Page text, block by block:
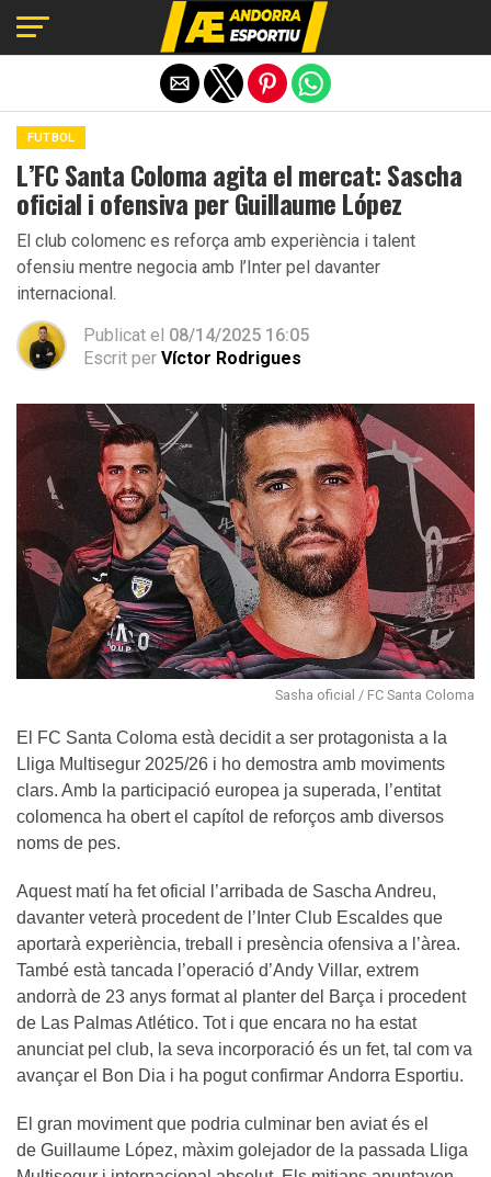
FUTBOL
L’FC Santa Coloma agita el mercat: Sascha
oficial i ofensiva per Guillaume López
El club colomenc es reforça amb experiència i talent
ofensiu mentre negocia amb l’Inter pel davanter
internacional.
Publicat el 08/14/2025 16:05
Escrit per Víctor Rodrigues
Sasha oficial / FC Santa Coloma
El FC Santa Coloma està decidit a ser protagonista a la
Lliga Multisegur 2025/26 i ho demostra amb moviments
clars. Amb la participació europea ja superada, l’entitat
colomenca ha obert el capítol de reforços amb diversos
noms de pes.
Aquest matí ha fet oficial l’arribada de Sascha Andreu,
davanter veterà procedent de l’Inter Club Escaldes que
aportarà experiència, treball i presència ofensiva a l’àrea.
També està tancada l’operació d’Andy Villar, extrem
andorrà de 23 anys format al planter del Barça i procedent
de Las Palmas Atlético. Tot i que encara no ha estat
anunciat pel club, la seva incorporació és un fet, tal com va
avançar el Bon Dia i ha pogut confirmar Andorra Esportiu.
El gran moviment que podria culminar ben aviat és el
de Guillaume López, màxim golejador de la passada Lliga
Exit mobile version